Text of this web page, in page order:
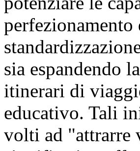
sia espandendo
itinerari di
educativo. Tali
volti ad "attrarre